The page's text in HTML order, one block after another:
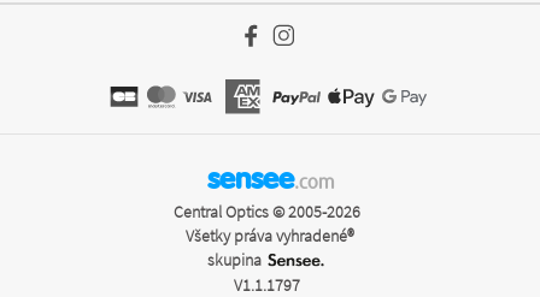
sensee.com
Central Optics © 2005-2026
Všetky práva vyhradené®
skupina
V1.1.1797